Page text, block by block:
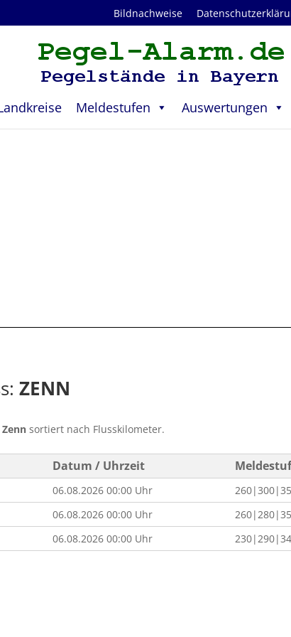
Bildnachweise
Meldestufen Auswertungen
ZENN
Zenn sortiert nach Flusskilometer.
Datum / Uhrzeit
06.08.2026 00:00 Uhr
06.08.2026 00:00 Uhr
06.08.2026 00:00 Uhr